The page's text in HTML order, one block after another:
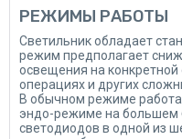
РЕЖИМЫ РАБОТЫ
Светильник обладает
режим предполагает
освещения на конкретной
операциях и других
В обычном режиме
эндо-режиме на большем
светодиодов в одной из